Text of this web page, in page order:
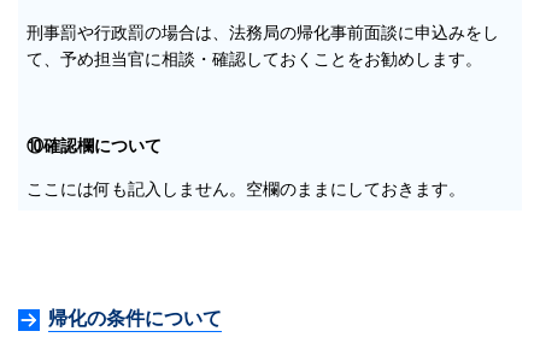
刑事罰や行政罰の場合は、法務局の帰化事前面談に申込みをし
て、予め担当官に相談・確認しておくことをお勧めします。
⑩確認欄について
ここには何も記入しません。空欄のままにしておきます。
帰化の条件について